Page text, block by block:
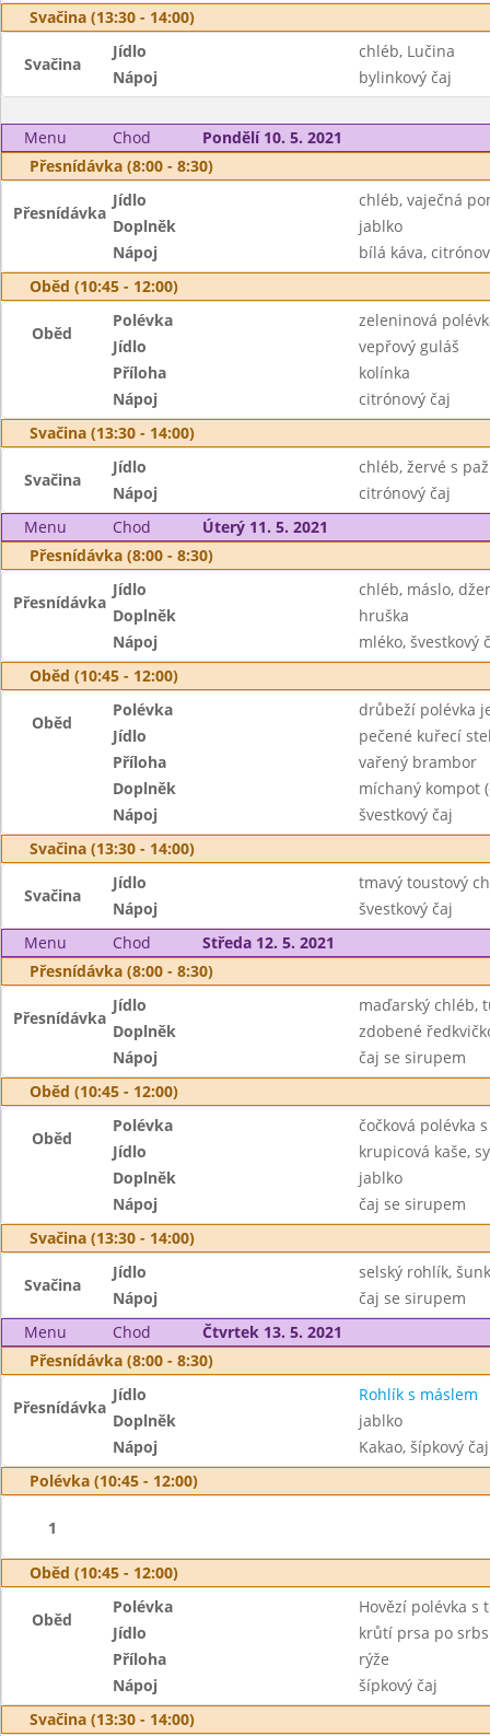
Svačina (13:30 - 14:00)
Svačina
Jídlo
chléb, Lučina
Nápoj
bylinkový čaj
Menu Chod
Pondělí 10. 5. 2021
Přesnídávka (8:00 - 8:30)
Přesnídávka
Jídlo
chléb, vaječná
Doplněk
jablko
Nápoj
bílá káva,
Oběd (10:45 - 12:00)
Oběd
Polévka
zeleninová
Jídlo
vepřový guláš
Příloha
kolínka
Nápoj
citrónový čaj
Svačina (13:30 - 14:00)
Svačina
Jídlo
chléb, žervé s
Nápoj
citrónový čaj
Menu
Chod
Úterý 11. 5. 2021
Přesnídávka (8:00 - 8:30)
Přesnídávka
Jídlo
chléb, máslo,
Doplněk
hruška
Nápoj
mléko, švestkový
Oběd (10:45 - 12:00)
Oběd
Polévka
drůbeží polévka
Jídlo
pečené kuřecí
Příloha
vařený brambor
Doplněk
míchaný kompot
Nápoj
švestkový čaj
Svačina (13:30 - 14:00)
Svačina
Jídlo
tmavý toustový
Nápoj
švestkový čaj
Menu
Chod
Středa 12. 5. 2021
Přesnídávka (8:00 - 8:30)
Přesnídávka
Jídlo
maďarský chléb,
Doplněk
zdobené
Nápoj
čaj se sirupem
Oběd (10:45 - 12:00)
Oběd
Polévka
čočková polévka
Jídlo
krupicová kaše,
Doplněk
jablko
Nápoj
čaj se sirupem
Svačina (13:30 - 14:00)
Svačina
Jídlo
selský rohlík,
Nápoj
čaj se sirupem
Menu
Chod
Čtvrtek 13. 5. 2021
Přesnídávka (8:00 - 8:30)
Přesnídávka
Jídlo
Rohlík s máslem
Doplněk
jablko
Nápoj
Kakao, šípkový čaj
Polévka (10:45 - 12:00)
1
Oběd (10:45 - 12:00)
Oběd
Polévka
Hovězí polévka s
Jídlo
krůtí prsa po
Příloha
rýže
Nápoj
šípkový čaj
Svačina (13:30 - 14:00)